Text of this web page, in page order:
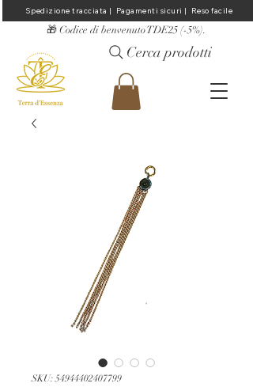
Spedizione tracciata |  Pagamenti sicuri |  Reso facile
Cerca prodotti
​🎁 Codice di benvenuto TDE25 (-5%).
SKU: 54944402407799